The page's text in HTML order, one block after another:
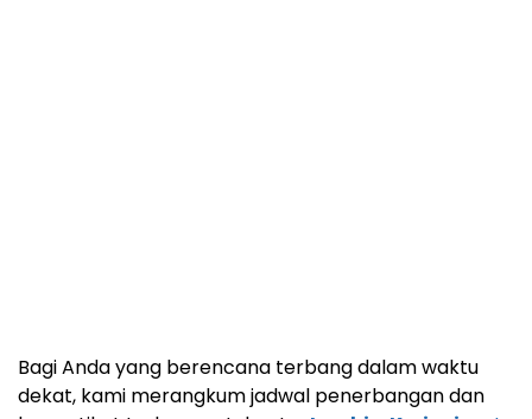
Bagi Anda yang berencana terbang dalam waktu
dekat, kami merangkum jadwal penerbangan dan